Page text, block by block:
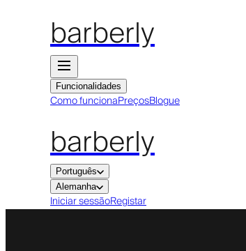
barberly
Funcionalidades
Como funcionaPreçosBlogue
barberly
Português
Alemanha
Iniciar sessãoRegistar